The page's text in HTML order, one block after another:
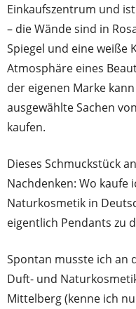
Einkaufszentrum und
– die Wände sind in
Spiegel und eine weiße
Atmosphäre eines
der eigenen Marke
ausgewählte Sachen
kaufen.
Dieses Schmuckstück
Nachdenken: Wo kaufe
Naturkosmetik in
eigentlich Pendants zu
Spontan musste ich an
Duft- und
Mittelberg (kenne ich